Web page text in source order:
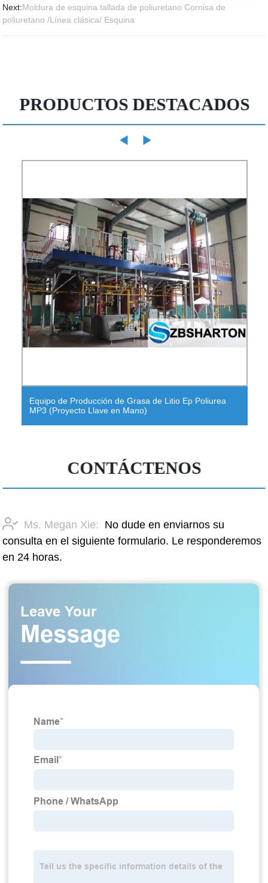
Next:Moldura de esquina tallada de poliuretano Cornisa de
poliuretano /Línea clásica/ Esquina
PRODUCTOS DESTACADOS
Equipo de Producción de Grasa de Litio Ep Poliurea
MP3 (Proyecto Llave en Mano)
CONTÁCTENOS
Ms. Megan Xie: No dude en enviarnos su
consulta en el siguiente formulario. Le responderemos
en 24 horas.